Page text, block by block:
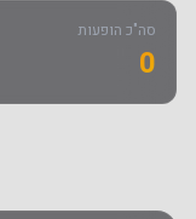
סה"כ הופעות
0